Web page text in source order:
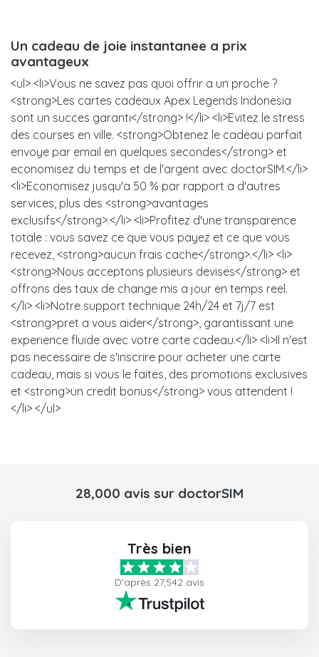
Un cadeau de joie instantanee a prix
avantageux
<ul> <li>Vous ne savez pas quoi offrir a un proche ?
<strong>Les cartes cadeaux Apex Legends Indonesia
sont un succes garanti</strong> !</li> <li>Evitez le stress
des courses en ville. <strong>Obtenez le cadeau parfait
envoye par email en quelques secondes</strong> et
economisez du temps et de l'argent avec doctorSIM.</li>
<li>Economisez jusqu'a 50 % par rapport a d'autres
services, plus des <strong>avantages
exclusifs</strong>.</li> <li>Profitez d'une transparence
totale : vous savez ce que vous payez et ce que vous
recevez, <strong>aucun frais cache</strong>.</li> <li>
<strong>Nous acceptons plusieurs devises</strong> et
offrons des taux de change mis a jour en temps reel.
</li> <li>Notre support technique 24h/24 et 7j/7 est
<strong>pret a vous aider</strong>, garantissant une
experience fluide avec votre carte cadeau.</li> <li>Il n'est
pas necessaire de s'inscrire pour acheter une carte
cadeau, mais si vous le faites, des promotions exclusives
et <strong>un credit bonus</strong> vous attendent !
</li> </ul>
28,000 avis sur doctorSIM
Très bien
D'après 27,542 avis